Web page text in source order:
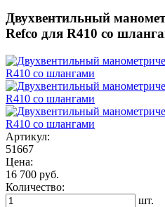
Двухвентильный
Refco для R410 со
Артикул:
51667
Цена:
16 700 руб.
Количество:
шт.